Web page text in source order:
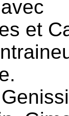
et